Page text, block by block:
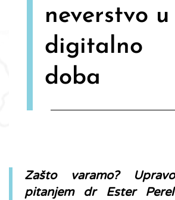
neverstvo u
digitalno
doba
Zašto varamo?
pitanjem dr Ester